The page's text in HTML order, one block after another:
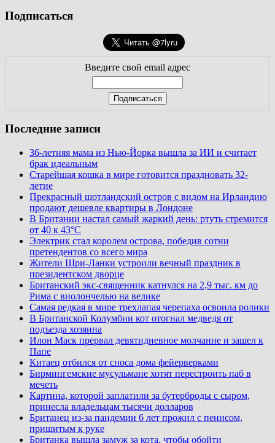
Подписаться
Введите свой email адрес
Последние записи
36-летняя мама из Нью-Йорка вышла за ИИ и считает
брак идеальным
Старейшая кошка в мире готовится праздновать 32-
летие
Прекрасный шотландский остров с видом на Ирландию
продают дешевле квартиры в Лондоне
В Британии настал самый жаркий день: ртуть стремится
от 40 к 43°C
Электрик стал королем острова, победив сотни
претендентов со всего мира
Жители Шри-Ланки устроили вечный праздник в
президентском дворце
Британский экс-священник катнулся на 2,9 тыс. км до
Рима с виолончелью на велике
Самая редкая в мире трехлапая черепаха освоила ролики
В Британской Колумбии кот отогнал медведя от
подъезда хозяина
Илон Маск прервал девятидневное молчание и зашел к
Папе
Китаец отбился от сноса дома фейерверками
Бирмингемские мусульмане хотят перестроить паб в
мечеть
Картина, которой заплатили за бутерброды с сыром,
принесла владельцам тысячи долларов
Британец из-за пандемии 6 лет прожил с пенисом,
пришитым к руке
Британка вышла замуж за кота, чтобы обойти